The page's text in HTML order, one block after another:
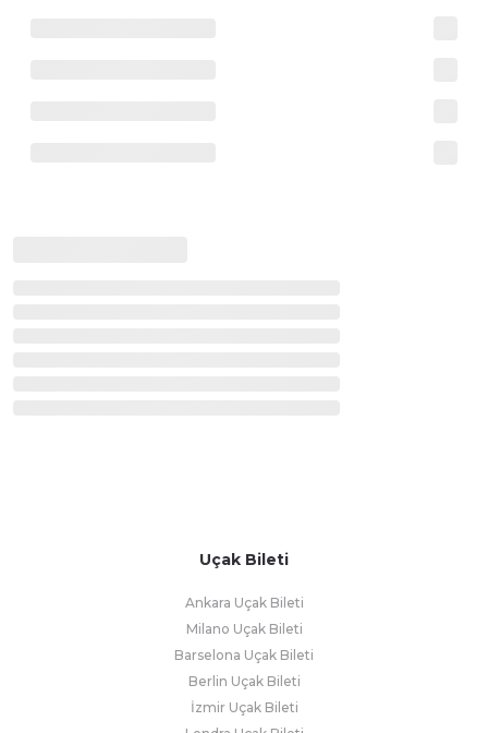
Uçak Bileti
Ankara Uçak Bileti
Milano Uçak Bileti
Barselona Uçak Bileti
Berlin Uçak Bileti
İzmir Uçak Bileti